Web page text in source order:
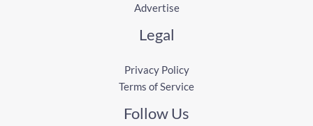
Advertise
Legal
Privacy Policy
Terms of Service
Follow Us